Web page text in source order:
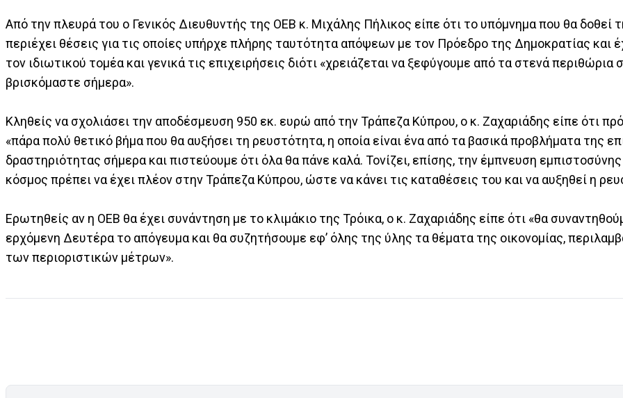
Από την πλευρά του ο Γενικός Διευθυντής της ΟΕΒ κ. Μιχάλης Πήλικος είπε ότι το υπόμνημα που θα δοθεί
περιέχει θέσεις για τις οποίες υπήρχε πλήρης ταυτότητα απόψεων με τον Πρόεδρο της Δημοκρατίας και
τον ιδιωτικού τομέα και γενικά τις επιχειρήσεις διότι «χρειάζεται να ξεφύγουμε από τα στενά περιθώρια
βρισκόμαστε σήμερα».
Κληθείς να σχολιάσει την αποδέσμευση 950 εκ. ευρώ από την Τράπεζα Κύπρου, ο κ. Ζαχαριάδης είπε ότι
«πάρα πολύ θετικό βήμα που θα αυξήσει τη ρευστότητα, η οποία είναι ένα από τα βασικά προβλήματα της
δραστηριότητας σήμερα και πιστεύουμε ότι όλα θα πάνε καλά. Τονίζει, επίσης, την έμπνευση
κόσμος πρέπει να έχει πλέον στην Τράπεζα Κύπρου, ώστε να κάνει τις καταθέσεις του και να αυξηθεί η
Ερωτηθείς αν η ΟΕΒ θα έχει συνάντηση με το κλιμάκιο της Τρόικα, ο κ. Ζαχαριάδης είπε ότι «θα
ερχόμενη Δευτέρα το απόγευμα και θα συζητήσουμε εφʼ όλης της ύλης τα θέματα της οικονομίας,
των περιοριστικών μέτρων».